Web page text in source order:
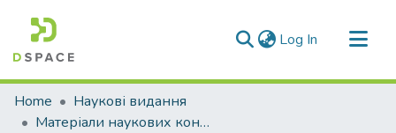
Log In (current)
Communities & Collections
All of DSpace
Home
Наукові видання
Матеріали наукових конференцій